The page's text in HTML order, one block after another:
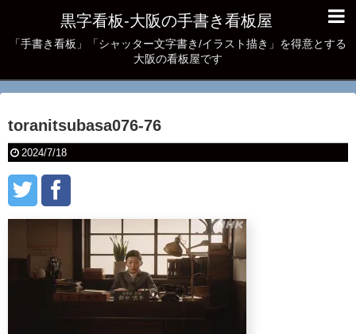
黒字看板‐大阪の手書き看板屋
「手書き看板」「シャッター文字書き/イラスト描き」を得意とする
大阪の看板屋です
toranitsubasa076-76
2024/7/18